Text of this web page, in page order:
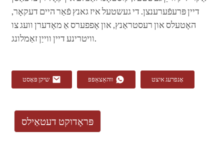
דיין פּרעפֿערענצן. די געשטעל איז גאנץ פֿאַר היים דעקאָר,
האָטעלס און רעסטראַנץ, און אָפפערס אַ מאָדערן וועג צו
וויטרינע דיין ווייַן זאַמלונג.
שיקן פּאָסט ווהאַצאַפּפּ אָנפרעג איצט
פּראָדוקט דעטאַילס